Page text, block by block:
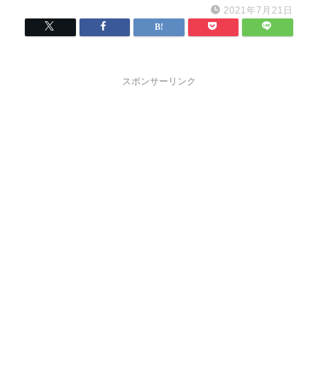
2021年7月21日
スポンサーリンク